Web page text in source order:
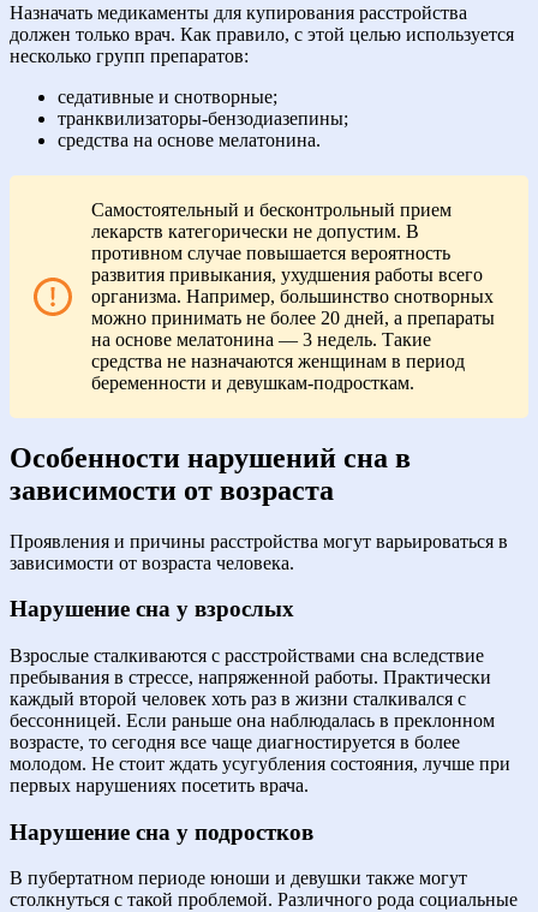
Назначать медикаменты для купирования расстройства
должен только врач. Как правило, с этой целью используется
несколько групп препаратов:
седативные и снотворные;
транквилизаторы-бензодиазепины;
средства на основе мелатонина.
Самостоятельный и бесконтрольный прием
лекарств категорически не допустим. В
противном случае повышается вероятность
развития привыкания, ухудшения работы всего
организма. Например, большинство снотворных
можно принимать не более 20 дней, а препараты
на основе мелатонина — 3 недель. Такие
средства не назначаются женщинам в период
беременности и девушкам-подросткам.
Особенности нарушений сна в
зависимости от возраста
Проявления и причины расстройства могут варьироваться в
зависимости от возраста человека.
Нарушение сна у взрослых
Взрослые сталкиваются с расстройствами сна вследствие
пребывания в стрессе, напряженной работы. Практически
каждый второй человек хоть раз в жизни сталкивался с
бессонницей. Если раньше она наблюдалась в преклонном
возрасте, то сегодня все чаще диагностируется в более
молодом. Не стоит ждать усугубления состояния, лучше при
первых нарушениях посетить врача.
Нарушение сна у подростков
В пубертатном периоде юноши и девушки также могут
столкнуться с такой проблемой. Различного рода социальные